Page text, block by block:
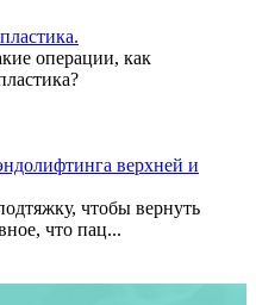
операции, как
верхней и
чтобы вернуть
что пац...